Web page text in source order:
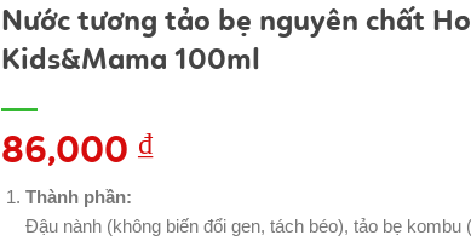
Nước tương tảo bẹ nguyên chất
Kids&Mama 100ml
86,000 ₫
Thành phần:
Đậu nành (không biến đổi gen, tách béo), tảo bẹ